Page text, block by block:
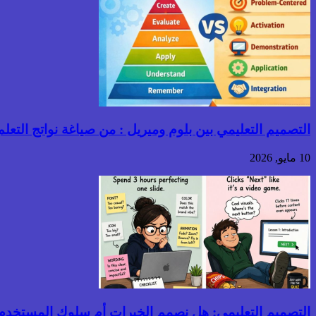
التصميم التعليمي بين بلوم وميريل : من صياغة نواتج
10 مايو, 2026
التصميم التعليمي: هل نصمم الخبرات أم سلوك